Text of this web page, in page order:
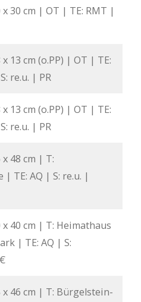
30 cm | OT | TE: RMT |
13 cm (o.PP) | OT | TE:
re.u. | PR
13 cm (o.PP) | OT | TE:
re.u. | PR
48 cm | T:
| TE: AQ | S: re.u. |
x 40 cm | T: Heimathaus
| TE: AQ | S:
x 46 cm | T: Bürgelstein-